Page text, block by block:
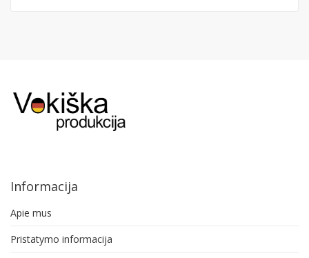
Informacija
Apie mus
Pristatymo informacija